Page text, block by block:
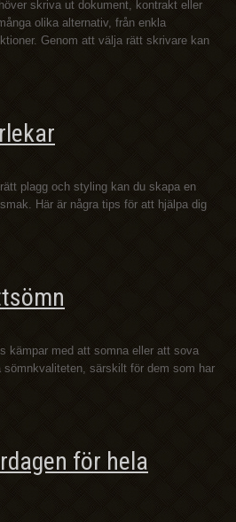
skriva ut dokument, kontrakt eller
olika alternativ, från enkla
Genom att välja rätt skrivare kan
plagg och styling kan du skapa en
Här är några tips för att hjälpa dig
kämpar med att somna eller att sova
särskilt för dem som har
för hela